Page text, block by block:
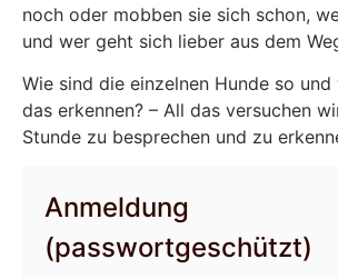
noch oder mobben sie sich schon,
und wer geht sich lieber aus dem
Wie sind die einzelnen Hunde so
das erkennen? – All das versuchen
Stunde zu besprechen und zu
Anmeldung
(passwortgeschützt)